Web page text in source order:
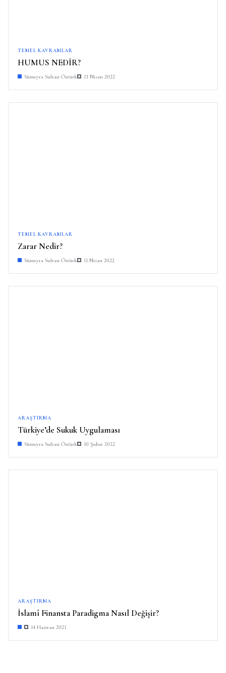
TEMEL KAVRAMLAR
HUMUS NEDİR?
Sümeyra Sultan Öztürk 13 Nisan 2022
TEMEL KAVRAMLAR
Zarar Nedir?
Sümeyra Sultan Öztürk 11 Nisan 2022
ARAŞTIRMA
Türkiye’de Sukuk Uygulaması
Sümeyra Sultan Öztürk 10 Şubat 2022
ARAŞTIRMA
İslamî Finansta Paradigma Nasıl Değişir?
14 Haziran 2021